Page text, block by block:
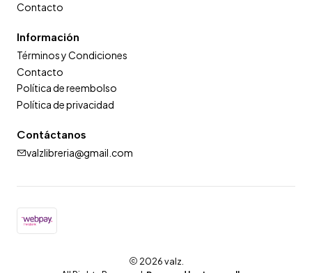
Contacto
Información
Términos y Condiciones
Contacto
Política de reembolso
Política de privacidad
Contáctanos
valzlibreria@gmail.com
2026 valz.